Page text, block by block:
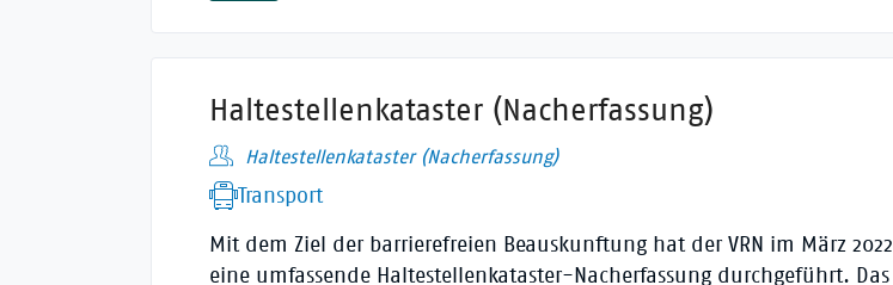
Haltestellenkataster (Nacherfassung)
Haltestellenkataster (Nacherfassung)
Transport
Mit dem Ziel der barrierefreien Beauskunftung hat der VRN im März 2022
eine umfassende Haltestellenkataster-Nacherfassung durchgeführt. Das